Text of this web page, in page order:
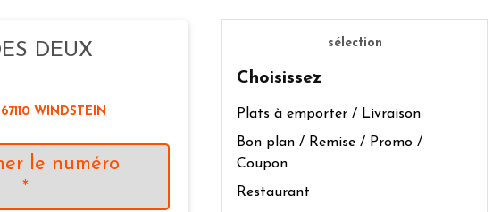
DEUX
WINDSTEIN
le numéro
*
sélection
Choisissez
Plats à emporter / Livraison
Bon plan / Remise / Promo /
Coupon
Restaurant